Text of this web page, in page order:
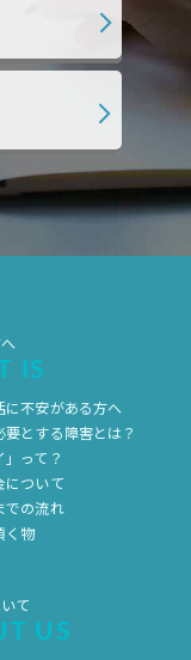
年2月
年8月
年5月
IS
に不安がある方へ
要とする障害とは？
」って？
について
での流れ
く物
て
US